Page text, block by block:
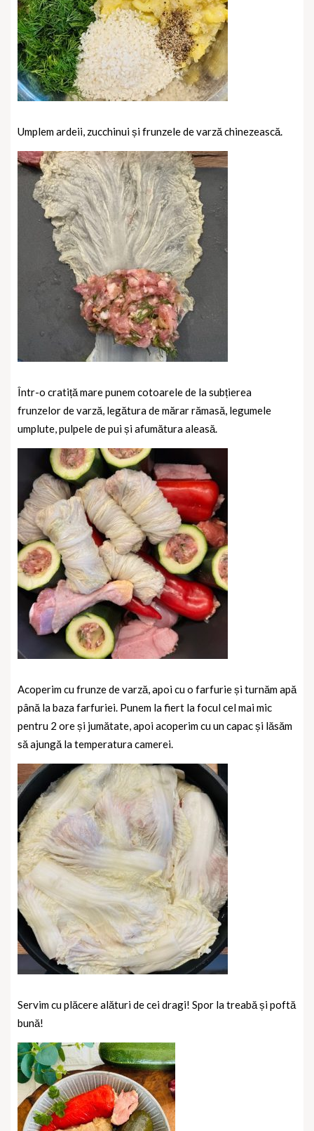
Umplem ardeii, zucchinui și frunzele de varză chinezească.
Într-o cratiță mare punem cotoarele de la subțierea
frunzelor de varză, legătura de mărar rămasă, legumele
umplute, pulpele de pui și afumătura aleasă.
Acoperim cu frunze de varză, apoi cu o farfurie și turnăm apă
până la baza farfuriei. Punem la fiert la focul cel mai mic
pentru 2 ore și jumătate, apoi acoperim cu un capac și lăsăm
să ajungă la temperatura camerei.
Servim cu plăcere alături de cei dragi! Spor la treabă și poftă
bună!